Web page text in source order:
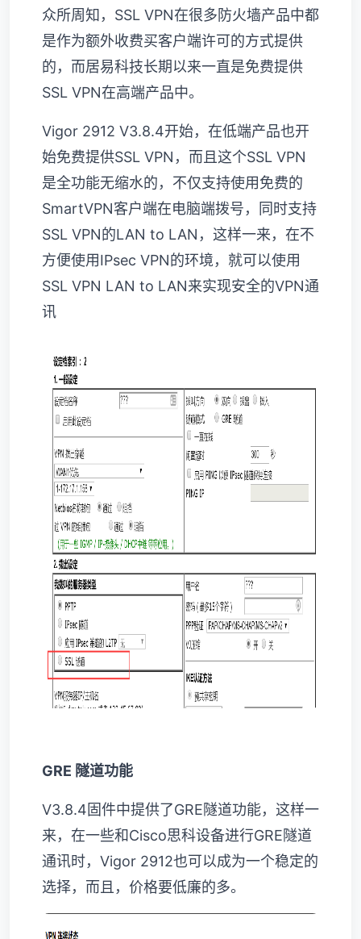
众所周知，SSL VPN在很多防火墙产品中都
是作为额外收费买客户端许可的方式提供
的，而居易科技长期以来一直是免费提供
SSL VPN在高端产品中。
Vigor 2912 V3.8.4开始，在低端产品也开
始免费提供SSL VPN，而且这个SSL VPN
是全功能无缩水的，不仅支持使用免费的
SmartVPN客户端在电脑端拨号，同时支持
SSL VPN的LAN to LAN，这样一来，在不
方便使用IPsec VPN的环境，就可以使用
SSL VPN LAN to LAN来实现安全的VPN通
讯
GRE 隧道功能
V3.8.4固件中提供了GRE隧道功能，这样一
来，在一些和Cisco思科设备进行GRE隧道
通讯时，Vigor 2912也可以成为一个稳定的
选择，而且，价格要低廉的多。